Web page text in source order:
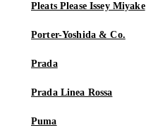
Pleats Please Issey Miyake
Porter-Yoshida & Co.
Prada
Prada Linea Rossa
Puma